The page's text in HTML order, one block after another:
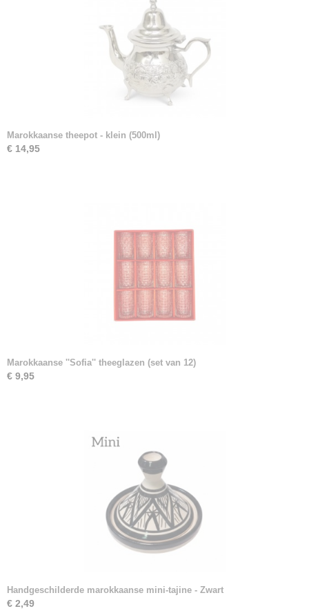
Marokkaanse theepot - klein (500ml)
€ 14,95
Marokkaanse ''Sofia'' theeglazen (set van 12)
€ 9,95
Handgeschilderde marokkaanse mini-tajine - Zwart
€ 2,49